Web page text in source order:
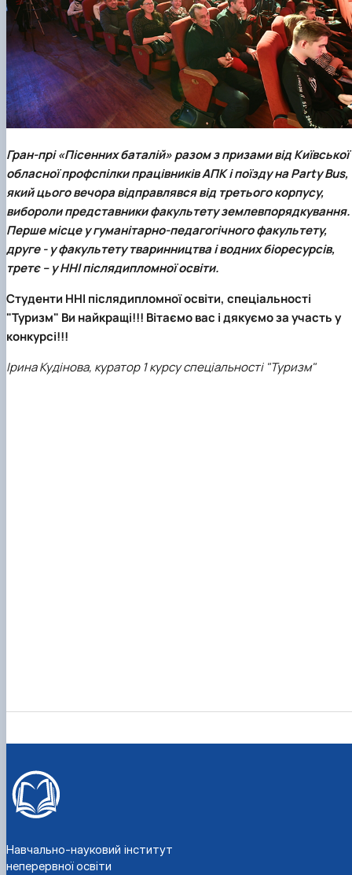
Гран-прі «Пісенних баталій»разом з призами від Київської
обласної профспілки працівників АПК і поїзду на Party Bus,
який цього вечора відправлявся від третього корпусу,
вибороли представникифакультету землевпорядкування.
Перше місце угуманітарно-педагогічного факультету,
друге- уфакультету тваринництва і водних біоресурсів,
третє– уННІ післядипломної освіти.
Студенти ННІ післядипломної освіти, спеціальності
"Туризм" Ви найкращі!!! Вітаємо вас і дякуємо за участь у
конкурсі!!!
Ірина Кудінова, куратор 1 курсу спеціальності "Туризм"
Навчально-науковий інститут
неперервної освіти